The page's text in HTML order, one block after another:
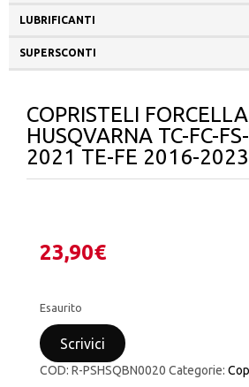
LUBRIFICANTI
SUPERSCONTI
COPRISTELI
HUSQVARNA TC-FC-
2021 TE-FE 2016-
23,90€
Esaurito
Scrivici
COD: R-PSHSQBN0020 Categorie: